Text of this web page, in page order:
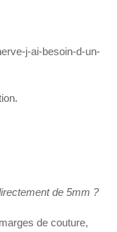
j-ai-besoin-d-un-
de 5mm ?
de couture,